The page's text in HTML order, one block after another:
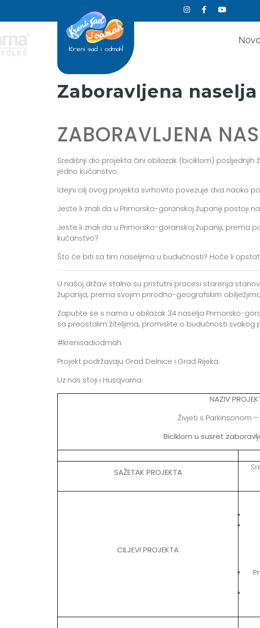
Kreni sad i odmah!
Zaboravljena naselja
ZABORAVLJENA
Središnji dio projekta čini obilazak (biciklom)
jedno kućanstvo.
Idejni cilj ovog projekta svrhovito povezuje dva naoko
Jeste li znali da u Primorsko-goranskoj županiji postoji
Jeste li znali da u Primorsko-goranskoj županiji, prema
kućanstvo?
Što će biti sa tim naseljima u budućnosti? Hoće li
U našoj državi stalno su pristutni procesi starenja
županija, prema svojim prirodno-geografskim
Zaputite se s nama u obilazak 34 naselja Primorsko-
sa preostalim žiteljima, promislite o budućnosti
#krenisadiodmah
Projekt podržavaju Grad Delnice i Grad Rijeka.
Uz nas stoji i Husqvarna.
NAZIV
Živjeti s Parkinsonom
Biciklom u susret
SAŽETAK PROJEKTA
CILJEVI PROJEKTA